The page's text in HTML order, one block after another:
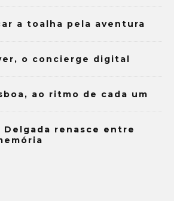
a toalha pela aventura
o concierge digital
ao ritmo de cada um
Delgada renasce entre